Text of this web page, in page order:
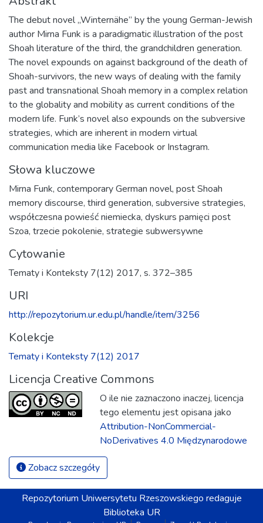
The debut novel „Winternähe” by the young German-Jewish
author Mirna Funk is a paradigmatic illustration of the post
Shoah literature of the third, the grandchildren generation.
The novel expounds on against background of the death of
Shoah-survivors, the new ways of dealing with the family
past and transnational Shoah memory in a complex relation
to the globality and mobility as current conditions of the
modern life. Funk’s novel also expounds on the subversive
strategies, which are inherent in modern virtual
communication media like Facebook or Instagram.
Słowa kluczowe
Mirna Funk, contemporary German novel, post Shoah
memory discourse, third generation, subversive strategies,
współczesna powieść niemiecka, dyskurs pamięci post
Szoa, trzecie pokolenie, strategie subwersywne
Cytowanie
Tematy i Konteksty 7(12) 2017, s. 372–385
URI
http://repozytorium.ur.edu.pl/handle/item/3256
Kolekcje
Tematy i Konteksty 7(12) 2017
Licencja Creative Commons
O ile nie zaznaczono inaczej, licencja
tego elementu jest opisana jako
Attribution-NonCommercial-
NoDerivatives 4.0 Międzynarodowe
Zobacz szczegóły
Repozytorium Uniwersytetu Rzeszowskiego redaguje
Biblioteka UR